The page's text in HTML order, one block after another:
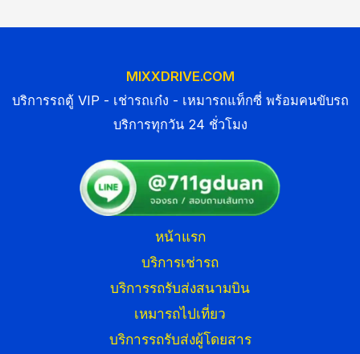
MIXXDRIVE.COM
บริการรถตู้ VIP - เช่ารถเก๋ง - เหมารถแท็กซี่ พร้อมคนขับรถ
บริการทุกวัน 24 ชั่วโมง
หน้าแรก
บริการเช่ารถ
บริการรถรับส่งสนามบิน
เหมารถไปเที่ยว
บริการรถรับส่งผู้โดยสาร